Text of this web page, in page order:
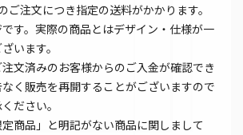
ご注文につき指定の送料がかかります。
す。実際の商品とはデザイン・仕様が一
います。
文済みのお客様からのご入金が確認でき
く販売を再開することがございますので
ださい。
商品」と明記がない商品に関しまして